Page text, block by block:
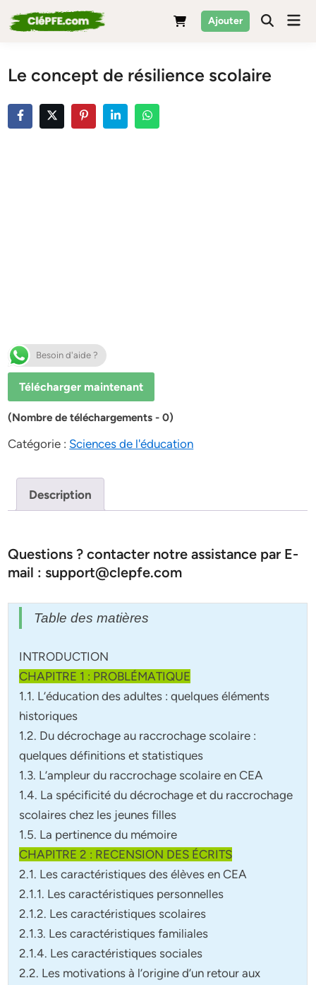
to
Ajouter
Le concept de résilience scolaire
Besoin d'aide ?
Télécharger maintenant
(Nombre de téléchargements - 0)
Catégorie : Sciences de l'éducation
Description
Questions ? contacter notre assistance par E-
mail : support@clepfe.com
Table des matières
INTRODUCTION
CHAPITRE 1 : PROBLÉMATIQUE
1.1. L’éducation des adultes : quelques éléments
historiques
1.2. Du décrochage au raccrochage scolaire :
quelques définitions et statistiques
1.3. L’ampleur du raccrochage scolaire en CEA
1.4. La spécificité du décrochage et du raccrochage
scolaires chez les jeunes filles
1.5. La pertinence du mémoire
CHAPITRE 2 : RECENSION DES ÉCRITS
2.1. Les caractéristiques des élèves en CEA
2.1.1. Les caractéristiques personnelles
2.1.2. Les caractéristiques scolaires
2.1.3. Les caractéristiques familiales
2.1.4. Les caractéristiques sociales
2.2. Les motivations à l’origine d’un retour aux